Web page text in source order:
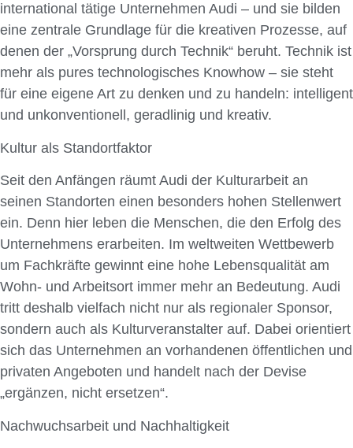
international tätige Unternehmen Audi – und sie bilden
eine zentrale Grundlage für die kreativen Prozesse, auf
denen der „Vorsprung durch Technik“ beruht. Technik ist
mehr als pures technologisches Knowhow – sie steht
für eine eigene Art zu denken und zu handeln: intelligent
und unkonventionell, geradlinig und kreativ.
Kultur als Standortfaktor
Seit den Anfängen räumt Audi der Kulturarbeit an
seinen Standorten einen besonders hohen Stellenwert
ein. Denn hier leben die Menschen, die den Erfolg des
Unternehmens erarbeiten. Im weltweiten Wettbewerb
um Fachkräfte gewinnt eine hohe Lebensqualität am
Wohn- und Arbeitsort immer mehr an Bedeutung. Audi
tritt deshalb vielfach nicht nur als regionaler Sponsor,
sondern auch als Kulturveranstalter auf. Dabei orientiert
sich das Unternehmen an vorhandenen öffentlichen und
privaten Angeboten und handelt nach der Devise
„ergänzen, nicht ersetzen“.
Nachwuchsarbeit und Nachhaltigkeit